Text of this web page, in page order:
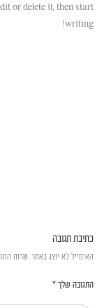
or delete it, then start
writing!
כתיבת תגובה
האימייל לא יוצג באתר.שדות
התגובה שלך*